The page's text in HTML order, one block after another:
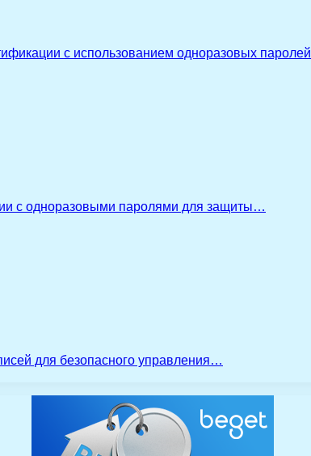
с использованием одноразовых паролей
с одноразовыми паролями для защиты…
для безопасного управления…